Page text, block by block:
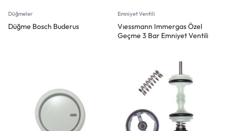
Düğmeler
Düğme Bosch Buderus
Emniyet Ventili
Vıessmann Immergas Özel
Geçme 3 Bar Emniyet Ventili